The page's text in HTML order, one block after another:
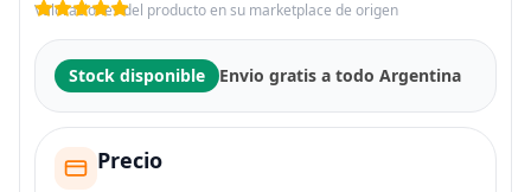
Valoraciones del producto en su marketplace de origen
Stock disponible Envio gratis a todo Argentina
Precio